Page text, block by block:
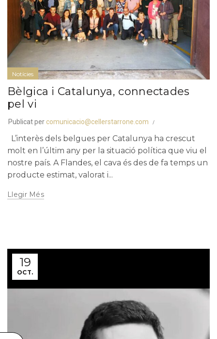
Notícies
Bèlgica i Catalunya, connectades
pel vi
Publicat per comunicacio@cellerstarrone.com
L’interès dels belgues per Catalunya ha crescut
molt en l’últim any per la situació política que viu el
nostre país. A Flandes, el cava és des de fa temps un
producte estimat, valorat i...
Llegir Més
19
OCT.